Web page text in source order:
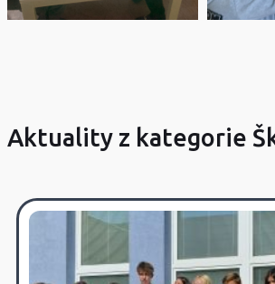
Aktuality z kategorie